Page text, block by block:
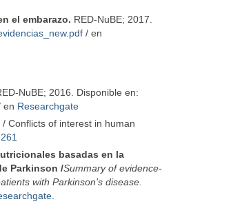
el embarazo. RED-NuBE; 2017.
/ en
NuBE; 2016. Disponible en:
en Researchgate
/ Conflicts of interest in human
basadas en la
Parkinson /Summary of evidence-
with Parkinson’s disease.
.